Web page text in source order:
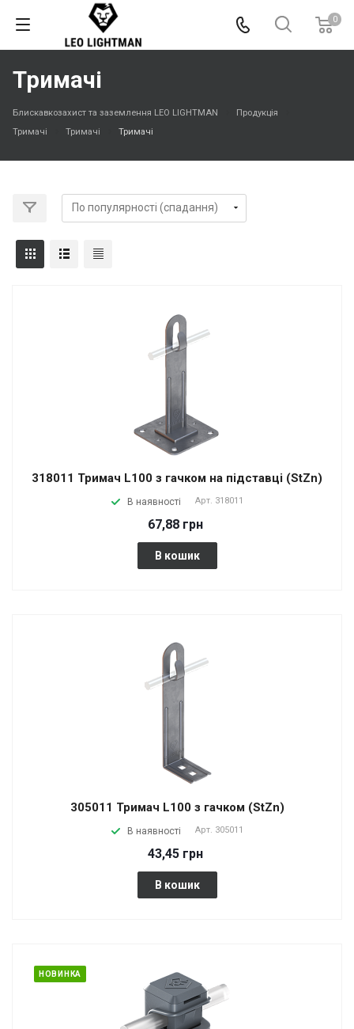
0
Тримачі
Блискавкозахист та заземлення LEO LIGHTMAN
Продукція
Тримачі
Тримачі Тримачі
318011 Тримач L100 з гачком на підставці (StZn)
В наявності Арт. 318011
67,88 грн
В кошик
305011 Тримач L100 з гачком (StZn)
В наявності Арт. 305011
43,45 грн
В кошик
НОВИНКА